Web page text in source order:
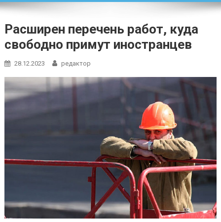
Расширен перечень работ, куда
свободно примут иностранцев
28.12.2023 редактор